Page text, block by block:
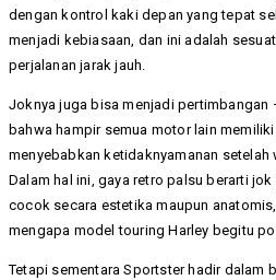
dengan kontrol kaki depan yang tepat
menjadi kebiasaan, dan ini adalah
perjalanan jarak jauh.
Joknya juga bisa menjadi pertimbangan
bahwa hampir semua motor lain
menyebabkan ketidaknyamanan
Dalam hal ini, gaya retro palsu berarti
cocok secara estetika maupun
mengapa model touring Harley begitu
Tetapi sementara Sportster hadir dalam